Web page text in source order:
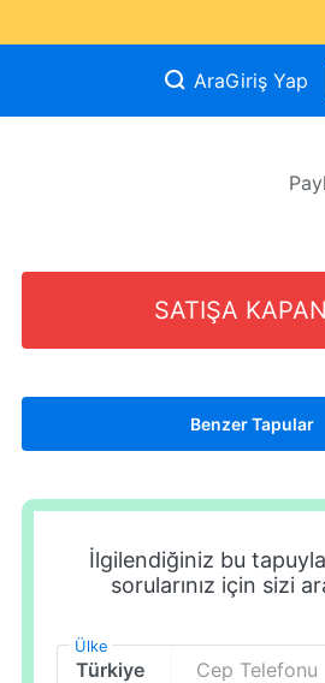
AraGiriş Yap
SATIŞA
Benzer Tapular
İlgilendiğiniz bu
sorularınız için sizi
Ülke
Cep Telefonu